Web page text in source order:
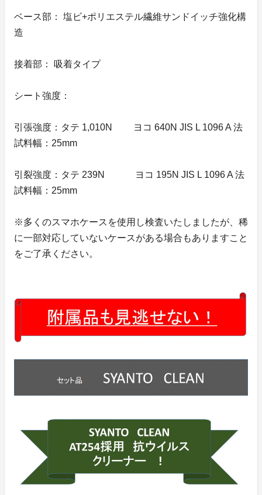
ベース部： 塩ビ+ポリエステル繊維サンドイッチ強化構
造
接着部： 吸着タイプ
シート強度：
引張強度：タテ 1,010N ヨコ 640N JIS L 1096 A 法
試料幅：25mm
引裂強度：タテ 239N ヨコ 195N JIS L 1096 A 法
試料幅：25mm
※多くのスマホケースを使用し検査いたしましたが、稀
に一部対応していないケースがある場合もありますこと
をご了承ください。